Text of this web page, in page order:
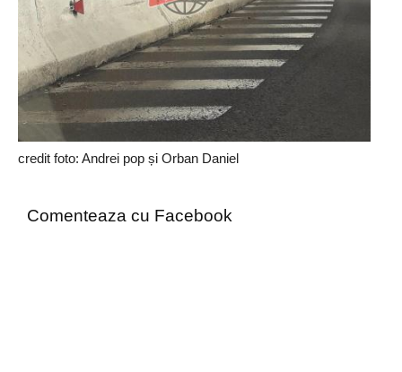
credit foto: Andrei pop și Orban Daniel
Comenteaza cu Facebook